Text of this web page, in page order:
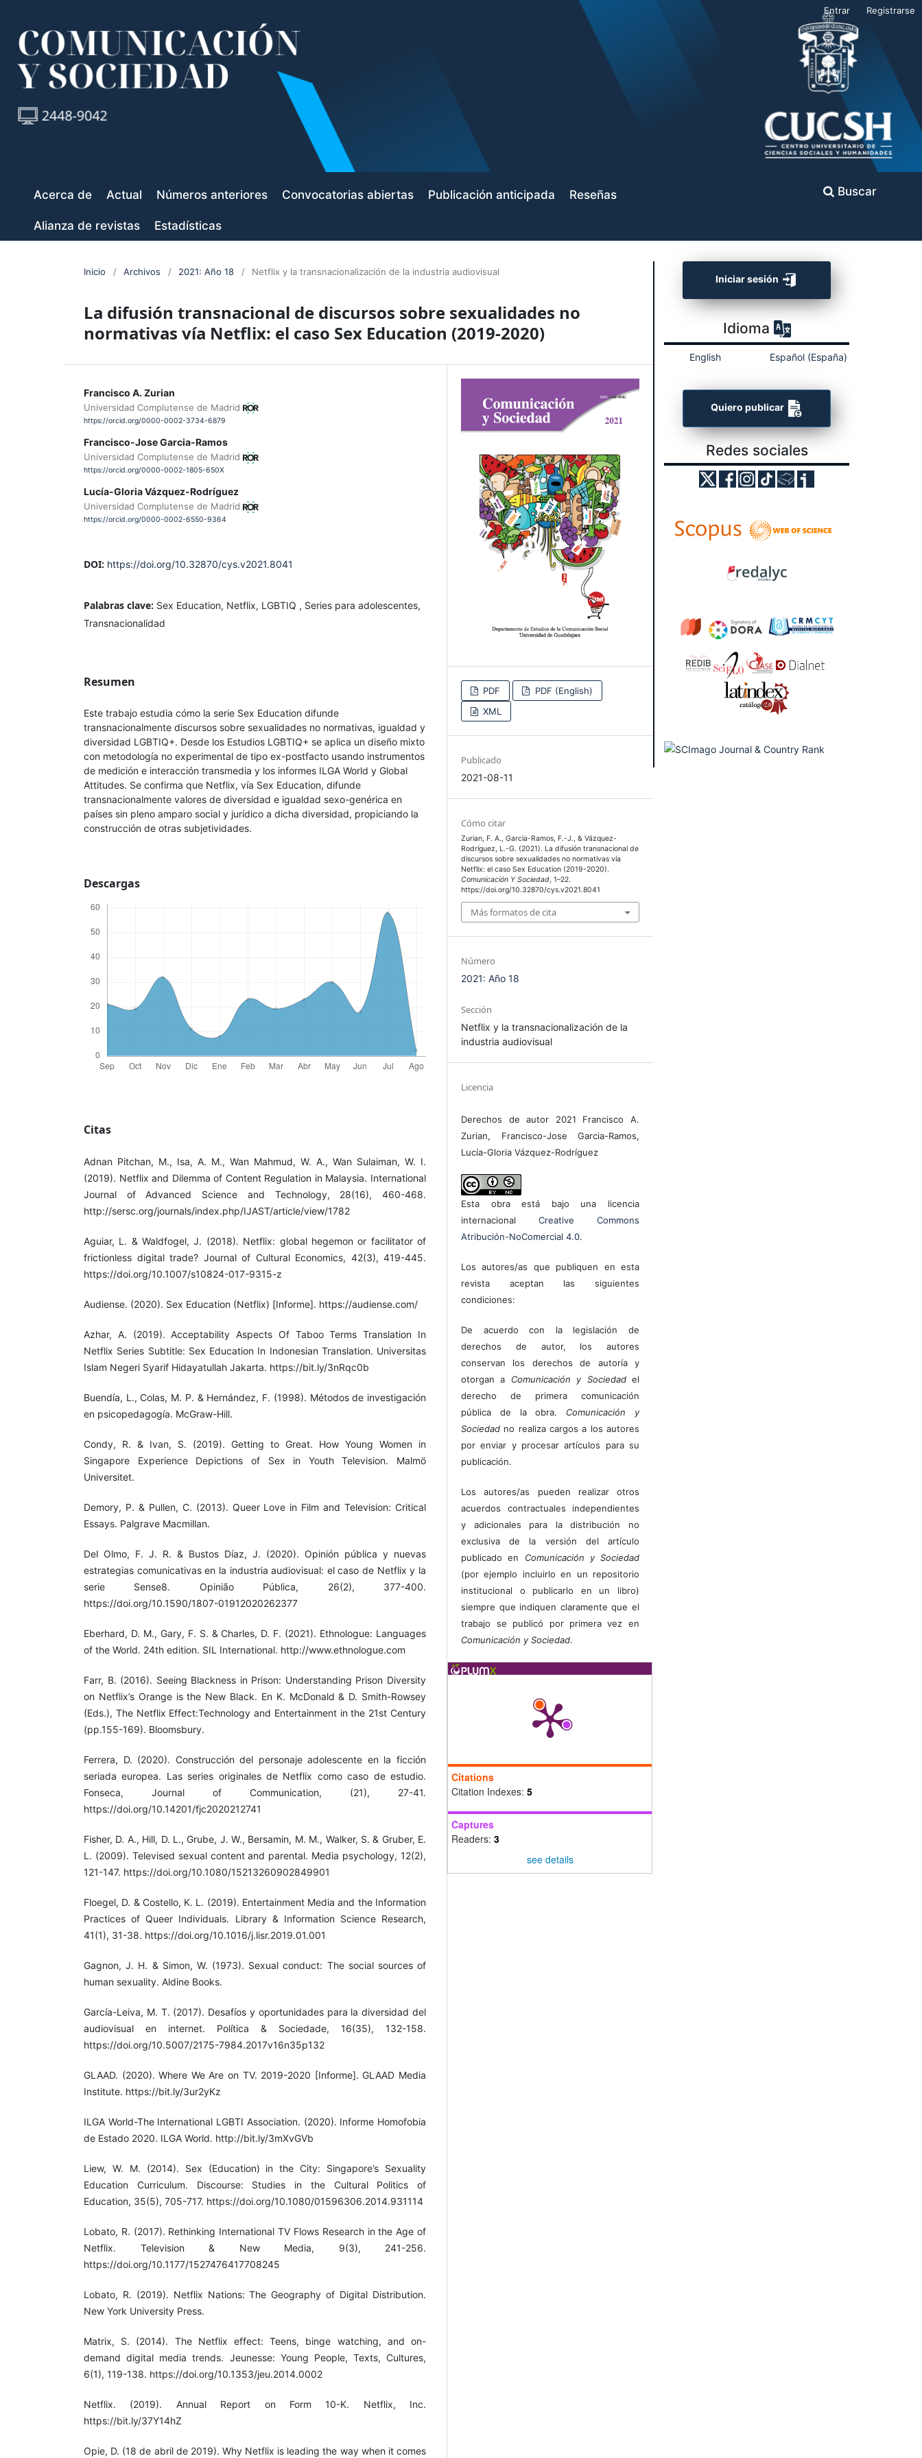
Acerca de Actual Números anteriores Convocatorias abiertas Publicación anticipada Reseñas
Alianza de revistas Estadísticas
Buscar
Entrar Registrarse
Inicio / Archivos / 2021: Año 18 / Netflix y la transnacionalización de la industria audiovisual
La difusión transnacional de discursos sobre sexualidades no
normativas vía Netflix: el caso Sex Education (2019-2020)
Francisco A. Zurian
Universidad Complutense de Madrid
https://orcid.org/0000-0002-3734-6879
Francisco-Jose Garcia-Ramos
Universidad Complutense de Madrid
https://orcid.org/0000-0002-1805-650X
Lucía-Gloria Vázquez-Rodríguez
Universidad Complutense de Madrid
https://orcid.org/0000-0002-6550-9364
DOI: https://doi.org/10.32870/cys.v2021.8041
Palabras clave: Sex Education, Netflix, LGBTIQ , Series para adolescentes,
Transnacionalidad
Resumen
Este trabajo estudia cómo la serie Sex Education difunde
transnacionalmente discursos sobre sexualidades no normativas, igualdad y
diversidad LGBTIQ+. Desde los Estudios LGBTIQ+ se aplica un diseño mixto
con metodología no experimental de tipo ex-postfacto usando instrumentos
de medición e interacción transmedia y los informes ILGA World y Global
Attitudes. Se confirma que Netflix, vía Sex Education, difunde
transnacionalmente valores de diversidad e igualdad sexo-genérica en
países sin pleno amparo social y jurídico a dicha diversidad, propiciando la
construcción de otras subjetividades.
Descargas
Citas
Adnan Pitchan, M., Isa, A. M., Wan Mahmud, W. A., Wan Sulaiman, W. I.
(2019). Netflix and Dilemma of Content Regulation in Malaysia. International
Journal of Advanced Science and Technology, 28(16), 460-468.
http://sersc.org/journals/index.php/IJAST/article/view/1782
Aguiar, L. & Waldfogel, J. (2018). Netflix: global hegemon or facilitator of
frictionless digital trade? Journal of Cultural Economics, 42(3), 419-445.
https://doi.org/10.1007/s10824-017-9315-z
Audiense. (2020). Sex Education (Netflix) [Informe]. https://audiense.com/
Azhar, A. (2019). Acceptability Aspects Of Taboo Terms Translation In
Netflix Series Subtitle: Sex Education In Indonesian Translation. Universitas
Islam Negeri Syarif Hidayatullah Jakarta. https://bit.ly/3nRqc0b
Buendía, L., Colas, M. P. & Hernández, F. (1998). Métodos de investigación
en psicopedagogía. McGraw-Hill.
Condy, R. & Ivan, S. (2019). Getting to Great. How Young Women in
Singapore Experience Depictions of Sex in Youth Television. Malmö
Universitet.
Demory, P. & Pullen, C. (2013). Queer Love in Film and Television: Critical
Essays. Palgrave Macmillan.
Del Olmo, F. J. R. & Bustos Díaz, J. (2020). Opinión pública y nuevas
estrategias comunicativas en la industria audiovisual: el caso de Netflix y la
serie Sense8. Opinião Pública, 26(2), 377-400.
https://doi.org/10.1590/1807-01912020262377
Eberhard, D. M., Gary, F. S. & Charles, D. F. (2021). Ethnologue: Languages
of the World. 24th edition. SIL International. http://www.ethnologue.com
Farr, B. (2016). Seeing Blackness in Prison: Understanding Prison Diversity
on Netflix’s Orange is the New Black. En K. McDonald & D. Smith-Rowsey
(Eds.), The Netflix Effect:Technology and Entertainment in the 21st Century
(pp.155-169). Bloomsbury.
Ferrera, D. (2020). Construcción del personaje adolescente en la ficción
seriada europea. Las series originales de Netflix como caso de estudio.
Fonseca, Journal of Communication, (21), 27-41.
https://doi.org/10.14201/fjc2020212741
Fisher, D. A., Hill, D. L., Grube, J. W., Bersamin, M. M., Walker, S. & Gruber, E.
L. (2009). Televised sexual content and parental. Media psychology, 12(2),
121-147. https://doi.org/10.1080/15213260902849901
Floegel, D. & Costello, K. L. (2019). Entertainment Media and the Information
Practices of Queer Individuals. Library & Information Science Research,
41(1), 31-38. https://doi.org/10.1016/j.lisr.2019.01.001
Gagnon, J. H. & Simon, W. (1973). Sexual conduct: The social sources of
human sexuality. Aldine Books.
García-Leiva, M. T. (2017). Desafíos y oportunidades para la diversidad del
audiovisual en internet. Política & Sociedade, 16(35), 132-158.
https://doi.org/10.5007/2175-7984.2017v16n35p132
GLAAD. (2020). Where We Are on TV. 2019-2020 [Informe]. GLAAD Media
Institute. https://bit.ly/3ur2yKz
ILGA World-The International LGBTI Association. (2020). Informe Homofobia
de Estado 2020. ILGA World. http://bit.ly/3mXvGVb
Liew, W. M. (2014). Sex (Education) in the City: Singapore’s Sexuality
Education Curriculum. Discourse: Studies in the Cultural Politics of
Education, 35(5), 705-717. https://doi.org/10.1080/01596306.2014.931114
Lobato, R. (2017). Rethinking International TV Flows Research in the Age of
Netflix. Television & New Media, 9(3), 241-256.
https://doi.org/10.1177/1527476417708245
Lobato, R. (2019). Netflix Nations: The Geography of Digital Distribution.
New York University Press.
Matrix, S. (2014). The Netflix effect: Teens, binge watching, and on-
demand digital media trends. Jeunesse: Young People, Texts, Cultures,
6(1), 119-138. https://doi.org/10.1353/jeu.2014.0002
Netflix. (2019). Annual Report on Form 10-K. Netflix, Inc.
https://bit.ly/37Y14hZ
Opie, D. (18 de abril de 2019). Why Netflix is leading the way when it comes
PDF
PDF (English)
XML
Publicado
2021-08-11
Cómo citar
Zurian, F. A., Garcia-Ramos, F.-J., & Vázquez-
Rodríguez, L.-G. (2021). La difusión transnacional de
discursos sobre sexualidades no normativas vía
Netflix: el caso Sex Education (2019-2020).
Comunicación Y Sociedad, 1–22.
https://doi.org/10.32870/cys.v2021.8041
Más formatos de cita
Número
2021: Año 18
Sección
Netflix y la transnacionalización de la
industria audiovisual
Licencia
Derechos de autor 2021 Francisco A.
Zurian, Francisco-Jose Garcia-Ramos,
Lucía-Gloria Vázquez-Rodríguez
Esta obra está bajo una licencia
internacional Creative Commons
Atribución-NoComercial 4.0.
Los autores/as que publiquen en esta
revista aceptan las siguientes
condiciones:
De acuerdo con la legislación de
derechos de autor, los autores
conservan los derechos de autoría y
otorgan a Comunicación y Sociedadel
derecho de primera comunicación
pública de la obra. Comunicación y
Sociedad no realiza cargos a los autores
por enviar y procesar artículos para su
publicación.
Los autores/as pueden realizar otros
acuerdos contractuales independientes
y adicionales para la distribución no
exclusiva de la versión del artículo
publicado en Comunicación y Sociedad
(por ejemplo incluirlo en un repositorio
institucional o publicarlo en un libro)
siempre que indiquen claramente que el
trabajo se publicó por primera vez en
Comunicación y Sociedad.
Citations
Citation Indexes: 5
Captures
Readers: 3
see details
Iniciar sesión
Idioma
English Español (España)
Quiero publicar
Redes sociales